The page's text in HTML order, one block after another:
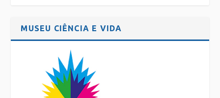
MUSEU CIÊNCIA E VIDA